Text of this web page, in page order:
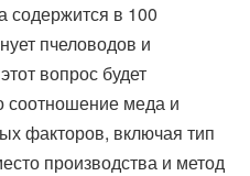
содержится в 100
пчеловодов и
вопрос будет
соотношение меда и
факторов, включая тип
производства и метод